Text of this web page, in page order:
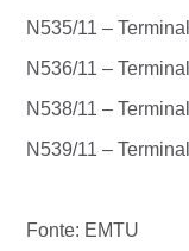
N535/11 –
N536/11 –
N538/11 –
N539/11 –
Fonte: EMTU